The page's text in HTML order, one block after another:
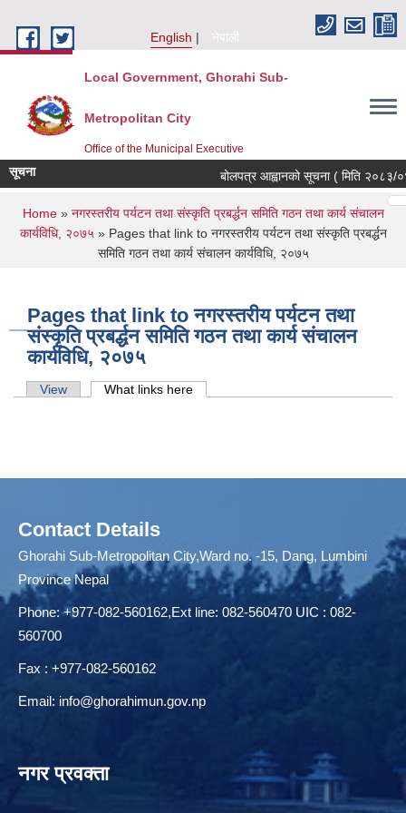
English
नेपाली
Local Government, Ghorahi Sub-
Metropolitan City
Office of the Municipal Executive
सूचना बोलपत्र आह्वानको सूचना ( मिति
Pages
You are here
Home» नगरस्तरीय पर्यटन तथा संस्कृति प्रबर्द्धन समिति गठन तथा कार्य संचालन
कार्यविधि, २०७५» Pages that link to नगरस्तरीय पर्यटन तथा संस्कृति प्रबर्द्धन
समिति गठन तथा कार्य संचालन कार्यविधि, २०७५
Pages that link to नगरस्तरीय पर्यटन तथा
संस्कृति प्रबर्द्धन समिति गठन तथा कार्य संचालन
कार्यविधि, २०७५
Primary tabs
View What links here
Contact Details
Ghorahi Sub-Metropolitan City,Ward no. -15, Dang, Lumbini
Province Nepal
Phone: +977-082-560162,Ext line: 082-560470 UIC : 082-
560700
Fax : +977-082-560162
Email: info@ghorahimun.gov.np
नगर प्रवक्ता